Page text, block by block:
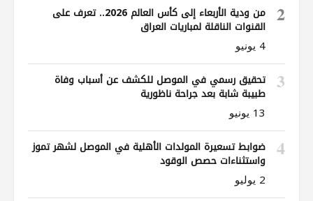
2 من ودية الأربعاء إلى كأس العالم 2026.. تعرف على
القنوات الناقلة لمباريات العراق
4 يونيو
3 تحقيق رسمي في الموصل للكشف عن أسباب وفاة
طبيبة شابة بعد جراحة ناظورية
13 يونيو
4 ضوابط تسعيرة المولدات الأهلية في الموصل لشهر تموز
واستثناءات حصص الوقود
2 يوليو